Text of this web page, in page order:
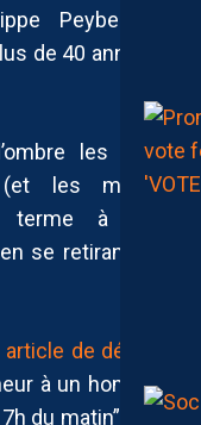
Peybernes
de 40 années
les plus
les moins
terme à cet
se retirant de
de départ
à un homme
du matin”. Car